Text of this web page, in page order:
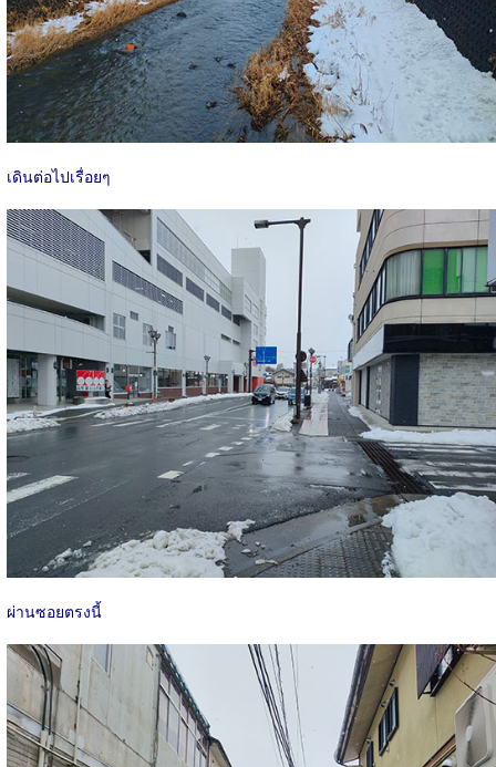
เดินต่อไปเรื่อยๆ
ผ่านซอยตรงนี้